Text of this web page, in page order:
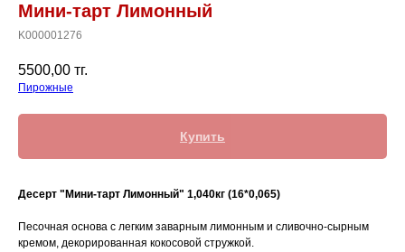
Мини-тарт Лимонный
K000001276
5500,00 тг.
Пирожные
Купить
Десерт "Мини-тарт Лимонный" 1,040кг (16*0,065)
Песочная основа с легким заварным лимонным и сливочно-сырным
кремом, декорированная кокосовой стружкой.